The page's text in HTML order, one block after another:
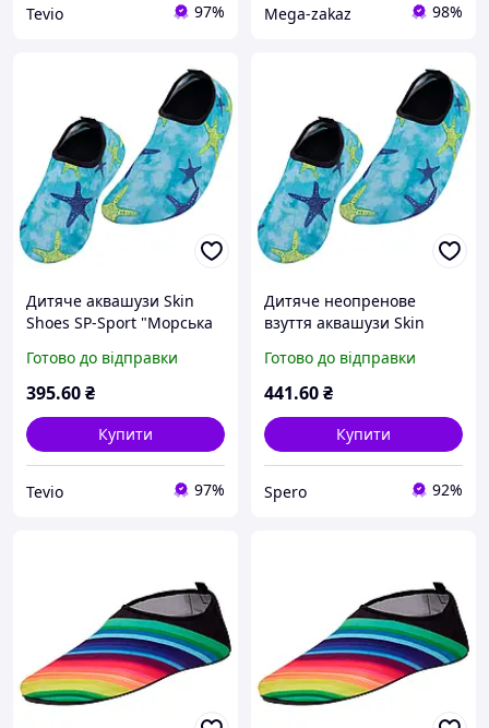
Tevio 97% Mega-zakaz 98%
Дитяче аквашузи Skin
Shoes SP-Sport "Морська
взуття розмір 28-29-17-
17,5см
Готово до відправки
395.60₴
Купити
Tevio 97%
Дитяче неопренове
взуття аквашузи Skin
зірка" синій розмір M-28-
29-17-17,5см
Готово до відправки
441.60₴
Купити
Spero 92%